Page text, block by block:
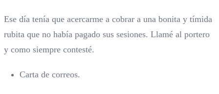
Ese día tenía que acercarme a cobrar a una bonita y tímida
rubita que no había pagado sus sesiones. Llamé al portero
y como siempre contesté.
Carta de correos.